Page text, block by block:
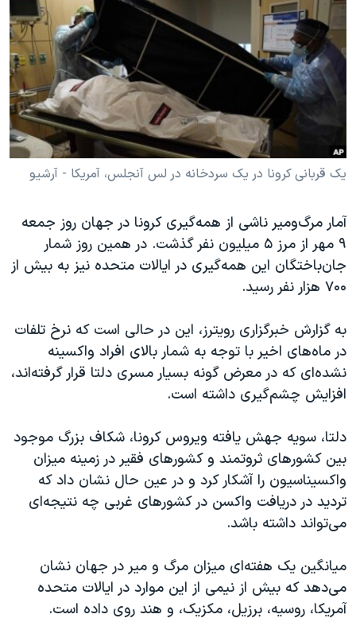
فرهنگ و زندگی
حقوق شهروندی
اقتصادی
علم و فناوری
اسرائیل در جنگ
مستندها
انتخابات ریاست جمهوری آمریکا ۲۰۲۴
حمله جمهوری اسلامی به اسرائیل
ورزش زنان در ایران
تریبونال مردمی آبان ۹۸
دادگاه حمید نوری
چهل سال گروگان‌گیری
اعتراضات مردمی آبان ۹۸
اسرائیل در جنگ
نرگس محمدی برنده جایزه نوبل صلح
صفحه‌های ویژه
سفر پرزیدنت ترامپ به چین
دنبال کنید
زبانهای مختلف
یک قربانی کرونا در یک سردخانه در لس آنجلس، آمریکا - آرشیو
آمار مرگ‌و‌میر ناشی از همه‌گیری کرونا در جهان روز جمعه
۹ مهر از مرز ۵ میلیون نفر گذشت. در همین روز شمار
جان‌باختگان این همه‌گیری در ایالات متحده نیز به بیش از
۷۰۰ هزار نفر رسید.
به گزارش خبرگزاری رویترز، این در حالی است که نرخ تلفات
در ماه‌های اخیر با توجه به شمار بالای افراد واکسینه
نشده‌ای که در معرض گونه بسیار مسری دلتا قرار گرفته‌اند،
افزایش چشم‌گیری داشته است.
دلتا، سویه جهش یافته ویروس کرونا، شکاف بزرگ موجود
بین کشورهای ثروتمند و کشورهای فقیر در زمینه میزان
واکسیناسیون را آشکار کرد و در عین حال نشان داد که
تردید در دریافت واکسن در کشورهای غربی چه نتیجه‌ای
می‌تواند داشته باشد.
میانگین یک هفته‌ای میزان مرگ و میر در جهان نشان
می‌دهد که بیش از نیمی از این موارد در ایالات متحده
آمریکا، روسیه، برزیل، مکزیک، و هند روی داده است.